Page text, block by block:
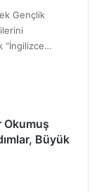
Gençlik
“İngilizce…
Okumuş
Büyük